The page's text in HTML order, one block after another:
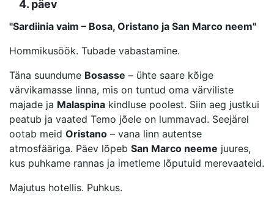
4. päev
"Sardiinia vaim – Bosa, Oristano ja San Marco neem"
Hommikusöök. Tubade vabastamine.
Täna suundume Bosasse – ühte saare kõige
värvikamasse linna, mis on tuntud oma värviliste
majade ja Malaspina kindluse poolest. Siin aeg justkui
peatub ja vaated Temo jõele on lummavad. Seejärel
ootab meid Oristano – vana linn autentse
atmosfääriga. Päev lõpeb San Marco neeme juures,
kus puhkame rannas ja imetleme lõputuid merevaateid.
Majutus hotellis. Puhkus.